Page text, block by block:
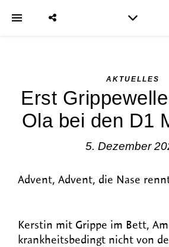
AKTUELLES
Erst
Ola bei den D1
5. Dezember
Advent, Advent, die Nase
Kerstin mit Grippe im Bett,
krankheitsbedingt nicht von